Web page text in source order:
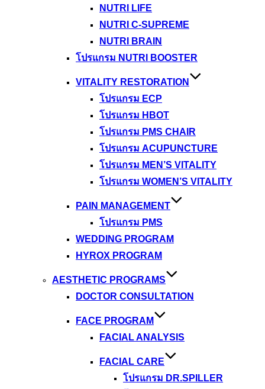
NUTRI LIFE
NUTRI C-SUPREME
NUTRI BRAIN
โปรแกรม NUTRI BOOSTER
VITALITY RESTORATION
โปรแกรม ECP
โปรแกรม HBOT
โปรแกรม PMS CHAIR
โปรแกรม ACUPUNCTURE
โปรแกรม MEN’S VITALITY
โปรแกรม WOMEN’S VITALITY
PAIN MANAGEMENT
โปรแกรม PMS
WEDDING PROGRAM
HYROX PROGRAM
AESTHETIC PROGRAMS
DOCTOR CONSULTATION
FACE PROGRAM
FACIAL ANALYSIS
FACIAL CARE
โปรแกรม DR.SPILLER